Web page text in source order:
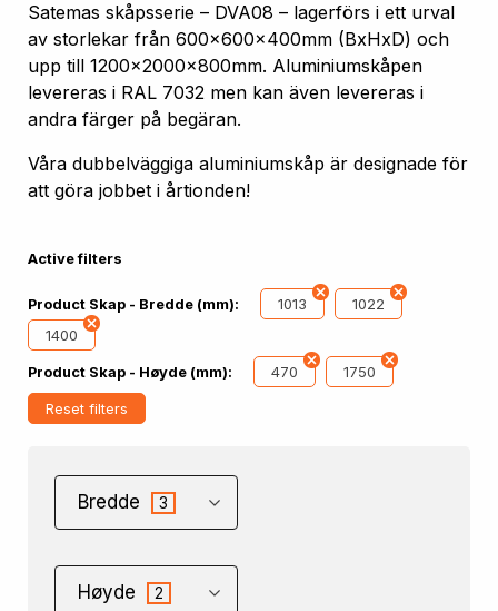
Satemas skåpsserie – DVA08 – lagerförs i ett urval
av storlekar från 600x600x400mm (BxHxD) och
upp till 1200x2000x800mm. Aluminiumskåpen
levereras i RAL 7032 men kan även levereras i
andra färger på begäran.
Våra dubbelväggiga aluminiumskåp är designade för
att göra jobbet i årtionden!
Active filters
Product Skap - Bredde (mm): 1013
1022
1400
Product Skap - Høyde (mm): 470 1750
Reset filters
Bredde 3
Høyde 2